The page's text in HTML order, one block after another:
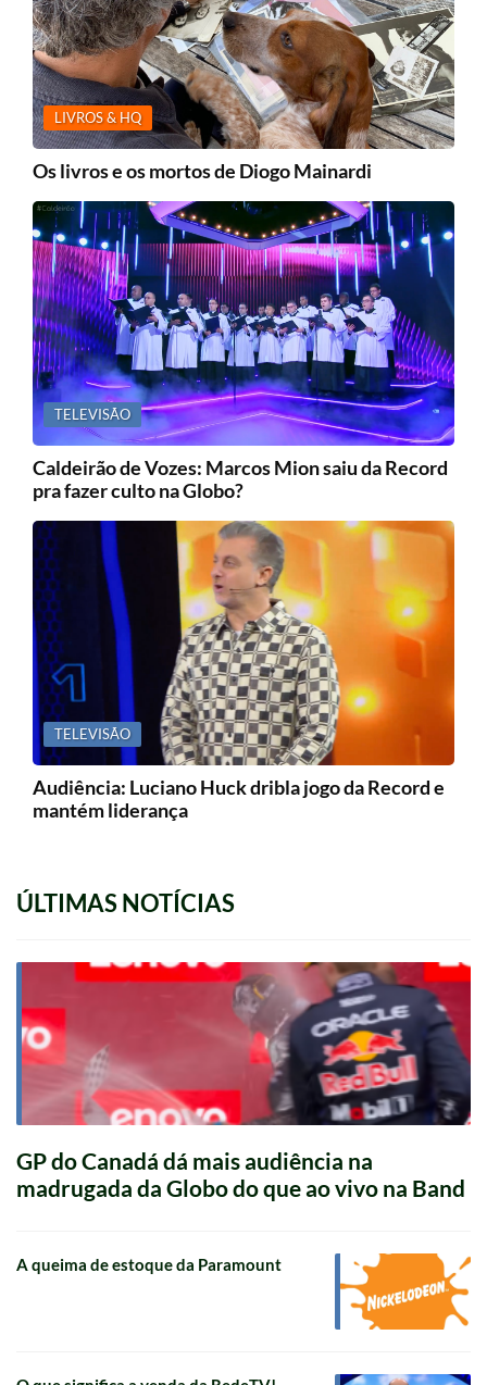
LIVROS & HQ
Os livros e os mortos de Diogo Mainardi
TELEVISÃO
Caldeirão de Vozes: Marcos Mion saiu da Record
pra fazer culto na Globo?
TELEVISÃO
Audiência: Luciano Huck dribla jogo da Record e
mantém liderança
ÚLTIMAS NOTÍCIAS
GP do Canadá dá mais audiência na
madrugada da Globo do que ao vivo na Band
A queima de estoque da Paramount